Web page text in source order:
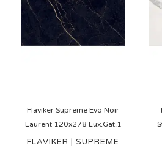
Flaviker Supreme Evo Noir
Laurent 120x278 Lux.Gat.1
FLAVIKER | SUPREME